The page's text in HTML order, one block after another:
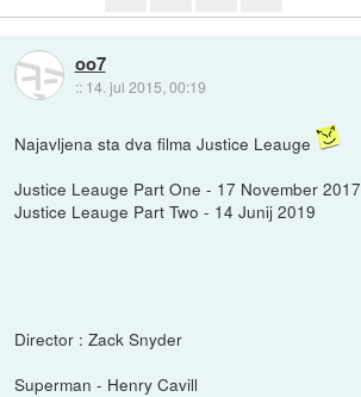
oo7
:: 14. jul 2015, 00:19
Najavljena sta dva filma Justice Leauge
Justice Leauge Part One - 17 November 2017
Justice Leauge Part Two - 14 Junij 2019
Director : Zack Snyder
Superman - Henry Cavill